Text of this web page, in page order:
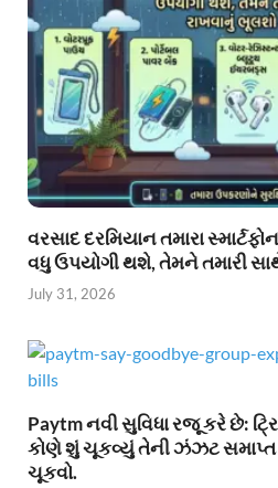
વરસાદ દરમિયાન તમારા
વધુ ઉપયોગી થશે, તેમને તમારી
July 31, 2026
Paytm નવી સુવિધા રજૂ કરે છે:
કોણે શું ચૂકવ્યું તેની ઝંઝટ સમાપ્ત
ચૂકવો.